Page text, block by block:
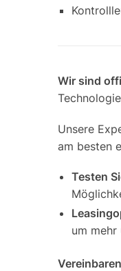
Wir sind
Unsere
am besten
Testen
um